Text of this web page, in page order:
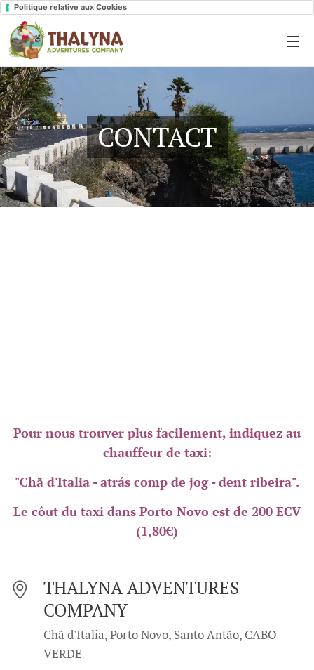
Politique relative aux Cookies
CONTACT
Pour nous trouver plus facilement, indiquez au
chauffeur de taxi:
"Chã d'Italia - atrás comp de jog - dent ribeira".
Le côut du taxi dans Porto Novo est de 200 ECV
(1,80€)
THALYNA ADVENTURES
COMPANY
Chã d'Italia, Porto Novo, Santo Antão, CABO
VERDE